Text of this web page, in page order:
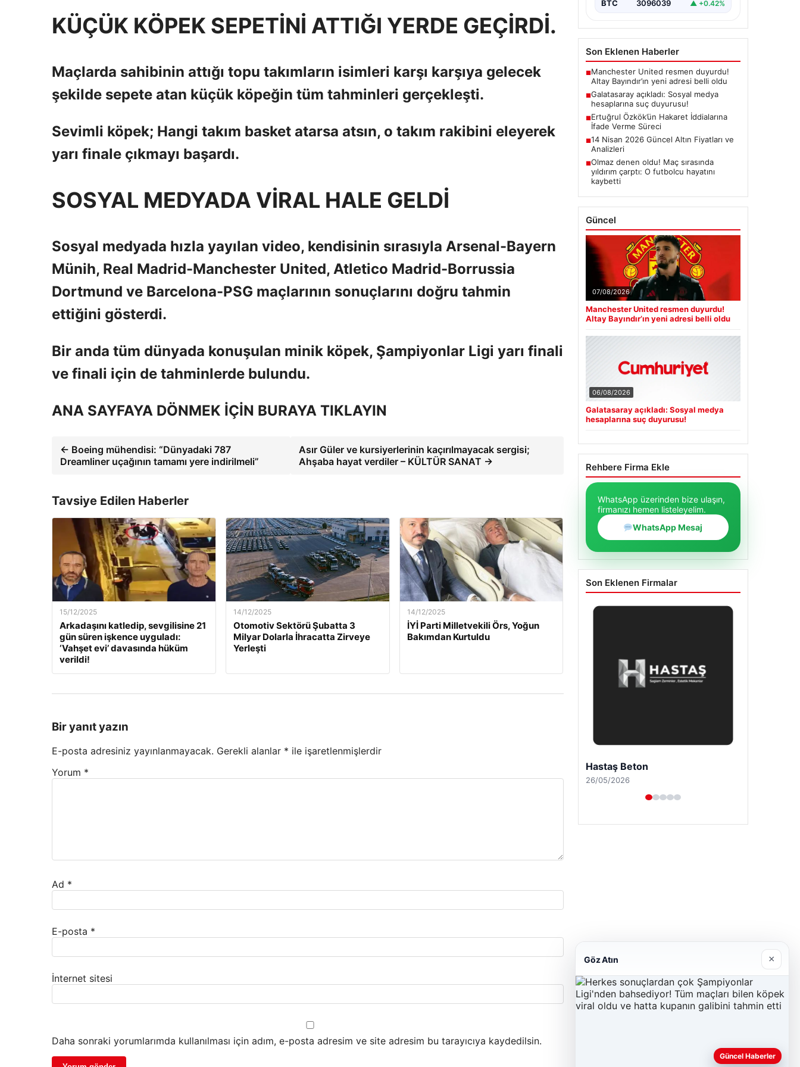
KÜÇÜK KÖPEK SEPETİNİ ATTIĞI YERDE GEÇİRDİ.
Maçlarda sahibinin attığı topu takımların isimleri karşı karşıya gelecek
şekilde sepete atan küçük köpeğin tüm tahminleri gerçekleşti.
Sevimli köpek; Hangi takım basket atarsa ​​atsın, o takım rakibini eleyerek
yarı finale çıkmayı başardı.
SOSYAL MEDYADA VİRAL HALE GELDİ
Sosyal medyada hızla yayılan video, kendisinin sırasıyla Arsenal-Bayern
Münih, Real Madrid-Manchester United, Atletico Madrid-Borrussia
Dortmund ve Barcelona-PSG maçlarının sonuçlarını doğru tahmin
ettiğini gösterdi.
Bir anda tüm dünyada konuşulan minik köpek, Şampiyonlar Ligi yarı finali
ve finali için de tahminlerde bulundu.
ANA SAYFAYA DÖNMEK İÇİN BURAYA TIKLAYIN
← Boeing mühendisi: “Dünyadaki 787
Dreamliner uçağının tamamı yere indirilmeli”
Asır Güler ve kursiyerlerinin kaçırılmayacak sergisi;
Ahşaba hayat verdiler – KÜLTÜR SANAT →
Tavsiye Edilen Haberler
15/12/2025
Arkadaşını katledip, sevgilisine 21
gün süren işkence uyguladı:
‘Vahşet evi’ davasında hüküm
verildi!
14/12/2025
Otomotiv Sektörü Şubatta 3
Milyar Dolarla İhracatta Zirveye
Yerleşti
14/12/2025
İYİ Parti Milletvekili Örs, Yoğun
Bakımdan Kurtuldu
Bir yanıt yazın
E-posta adresiniz yayınlanmayacak. Gerekli alanlar * ile işaretlenmişlerdir
Yorum *
Ad *
E-posta *
İnternet sitesi
Daha sonraki yorumlarımda kullanılması için adım, e-posta adresim ve site adresim bu tarayıcıya kaydedilsin.
BTC 3096039 ▲ +0.42%
Son Eklenen Haberler
■Manchester United resmen duyurdu!
Altay Bayındır’ın yeni adresi belli oldu
■Galatasaray açıkladı: Sosyal medya
hesaplarına suç duyurusu!
■Ertuğrul Özkök’ün Hakaret İddialarına
İfade Verme Süreci
■14 Nisan 2026 Güncel Altın Fiyatları ve
Analizleri
■Olmaz denen oldu! Maç sırasında
yıldırım çarptı: O futbolcu hayatını
kaybetti
Güncel
07/08/2026
Manchester United resmen duyurdu!
Altay Bayındır’ın yeni adresi belli oldu
06/08/2026
Galatasaray açıkladı: Sosyal medya
hesaplarına suç duyurusu!
Rehbere Firma Ekle
WhatsApp üzerinden bize ulaşın,
firmanızı hemen listeleyelim.
WhatsApp Mesaj
Son Eklenen Firmalar
Enes Kaplan Avukatlık Bürosu
28/04/2026
Göz Atın ×
Güncel Haberler